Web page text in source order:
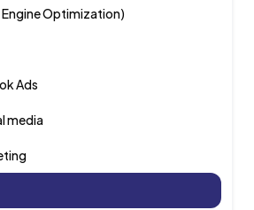
Engine Optimization)
Ads
media